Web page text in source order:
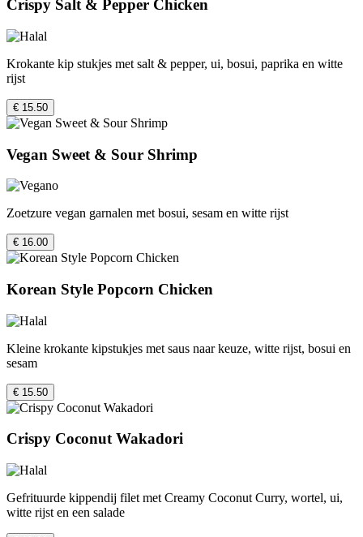
Crispy Salt & Pepper Chicken
Krokante kip stukjes met salt & pepper, ui, bosui, paprika en witte
rijst
€ 15.50
Vegan Sweet & Sour Shrimp
Zoetzure vegan garnalen met bosui, sesam en witte rijst
€ 16.00
Korean Style Popcorn Chicken
Kleine krokante kipstukjes met saus naar keuze, witte rijst, bosui en
sesam
€ 15.50
Crispy Coconut Wakadori
Gefrituurde kippendij filet met Creamy Coconut Curry, wortel, ui,
witte rijst en een salade